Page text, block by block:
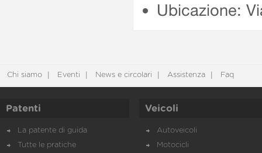
Ubicazione:
Chi siamo Eventi News e circolari Assistenza Faq
Patenti
La patente di guida
Tutte le pratiche
Veicoli
Autoveicoli
Motocicli